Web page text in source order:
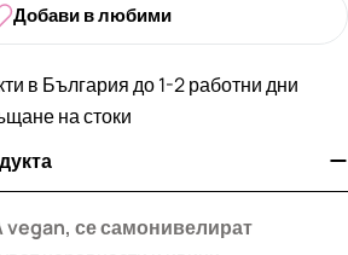
Добави в любими
в България до 1-2 работни дни
на стоки
vegan, се самонивелират